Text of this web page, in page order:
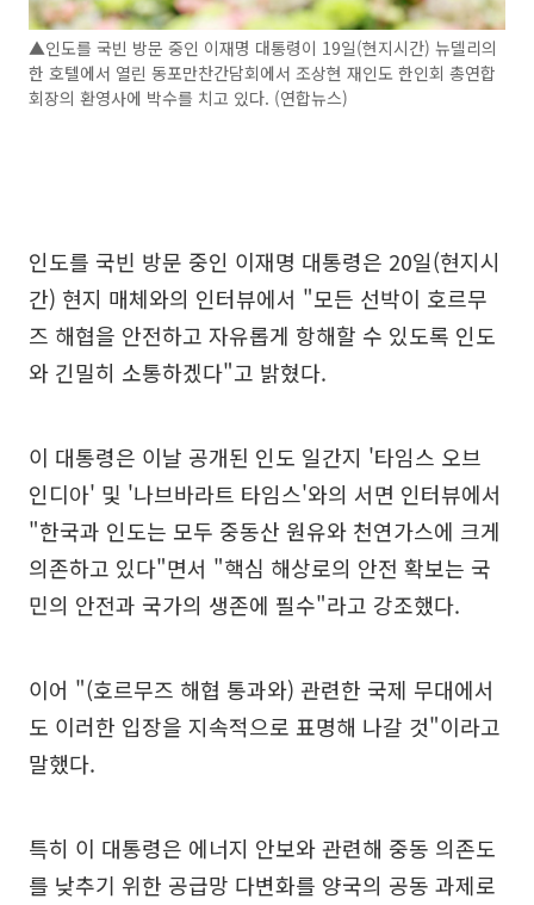
▲인도를 국빈 방문 중인 이재명 대통령이 19일(현지시간) 뉴델리의
한 호텔에서 열린 동포만찬간담회에서 조상현 재인도 한인회 총연합
회장의 환영사에 박수를 치고 있다. (연합뉴스)
인도를 국빈 방문 중인 이재명 대통령은 20일(현지시
간) 현지 매체와의 인터뷰에서 "모든 선박이 호르무
즈 해협을 안전하고 자유롭게 항해할 수 있도록 인도
와 긴밀히 소통하겠다"고 밝혔다.
이 대통령은 이날 공개된 인도 일간지 '타임스 오브
인디아' 및 '나브바라트 타임스'와의 서면 인터뷰에서
"한국과 인도는 모두 중동산 원유와 천연가스에 크게
의존하고 있다"면서 "핵심 해상로의 안전 확보는 국
민의 안전과 국가의 생존에 필수"라고 강조했다.
이어 "(호르무즈 해협 통과와) 관련한 국제 무대에서
도 이러한 입장을 지속적으로 표명해 나갈 것"이라고
말했다.
특히 이 대통령은 에너지 안보와 관련해 중동 의존도
를 낮추기 위한 공급망 다변화를 양국의 공동 과제로